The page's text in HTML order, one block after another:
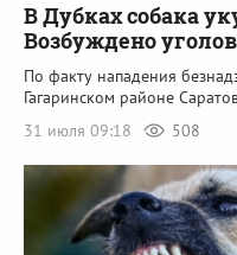
В Дубках собака
Возбуждено
По факту нападения
Гагаринском районе
31 июля 09:18
508